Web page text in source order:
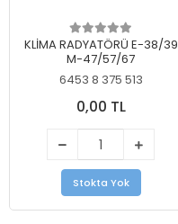
KLİMA RADYATÖRÜ E-38/39
M-47/57/67
6453 8 375 513
0,00 TL
Stokta Yok